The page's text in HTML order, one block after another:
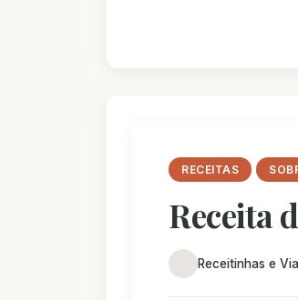
RECEITAS
Receita
Receitinhas e